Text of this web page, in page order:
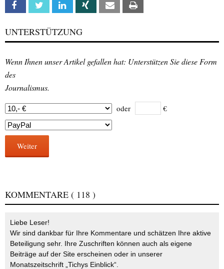
Facebook Twitter Linkedin Xing Email
UNTERSTÜTZUNG
Wenn Ihnen unser Artikel gefallen hat: Unterstützen Sie diese Form
des
Journalismus.
oder €
Weiter
KOMMENTARE ( 118 )
Liebe Leser!
Wir sind dankbar für Ihre Kommentare und schätzen Ihre aktive
Beteiligung sehr. Ihre Zuschriften können auch als eigene
Beiträge auf der Site erscheinen oder in unserer
Monatszeitschrift „Tichys Einblick“.